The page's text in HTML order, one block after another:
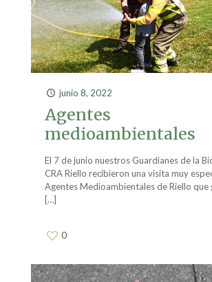
junio 8, 2022
Agentes
medioambientales
El 7 de junio nuestros Guardianes de la
CRA Riello recibieron una visita muy
Agentes Medioambientales de Riello que
[…]
0